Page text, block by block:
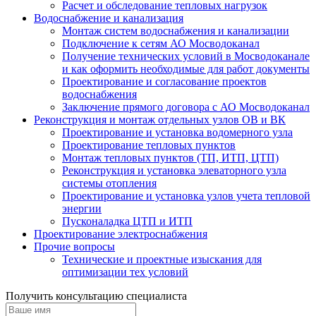
Расчет и обследование тепловых нагрузок
Водоснабжение и канализация
Монтаж систем водоснабжения и канализации
Подключение к сетям АО Мосводоканал
Получение технических условий в Мосводоканале
и как оформить необходимые для работ документы
Проектирование и согласование проектов
водоснабжения
Заключение прямого договора с АО Мосводоканал
Реконструкция и монтаж отдельных узлов ОВ и ВК
Проектирование и установка водомерного узла
Проектирование тепловых пунктов
Монтаж тепловых пунктов (ТП, ИТП, ЦТП)
Реконструкция и установка элеваторного узла
системы отопления
Проектирование и установка узлов учета тепловой
энергии
Пусконаладка ЦТП и ИТП
Проектирование электроснабжения
Прочие вопросы
Технические и проектные изыскания для
оптимизации тех условий
Получить консультацию специалиста